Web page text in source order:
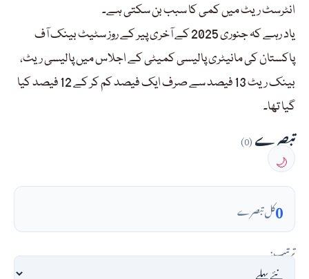
انٹرسٹ ریٹ میں کمی کا سبب بن سکتی ہے۔
یاد رہے کہ جنوری 2025 کے آخری پیر کے روز سٹیٹ بینک آف
پاکستان کی مانیٹری پالیسی کمیٹی کے اجلاس میں پالیسی ریٹ،
بینک ریٹ 13 فیصد سے صرف ایک فیصد کم کر کے 12 فیصد کیا
گیا تھا۔
تبصرے(0)
🌙
0کل تبصرے
ترتیب: